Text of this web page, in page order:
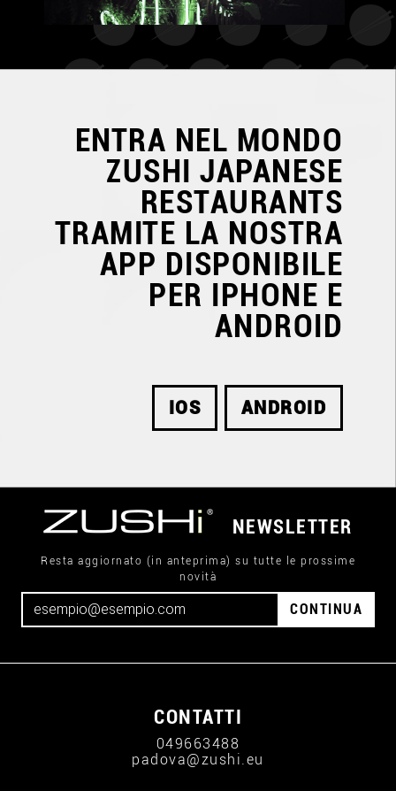
ENTRA NEL MONDO
ZUSHI JAPANESE
RESTAURANTS
TRAMITE LA NOSTRA
APP DISPONIBILE
PER IPHONE E
ANDROID
IOS ANDROID
NEWSLETTER
Resta aggiornato (in anteprima) su tutte le prossime
novità
CONTINUA
CONTATTI
049663488
padova@zushi.eu